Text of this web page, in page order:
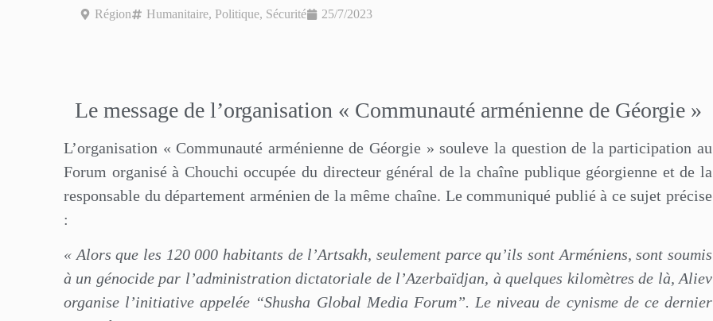
Région Humanitaire, Politique, Sécurité 25/7/2023
Le message de l’organisation « Communauté arménienne de Géorgie »
L’organisation « Communauté arménienne de Géorgie » souleve la question de la participation au
Forum organisé à Chouchi occupée du directeur général de la chaîne publique géorgienne et de la
responsable du département arménien de la même chaîne. Le communiqué publié à ce sujet précise
:
« Alors que les 120 000 habitants de l’Artsakh, seulement parce qu’ils sont Arméniens, sont soumis
à un génocide par l’administration dictatoriale de l’Azerbaïdjan, à quelques kilomètres de là, Aliev
organise l’initiative appelée “Shusha Global Media Forum”. Le niveau de cynisme de ce dernier